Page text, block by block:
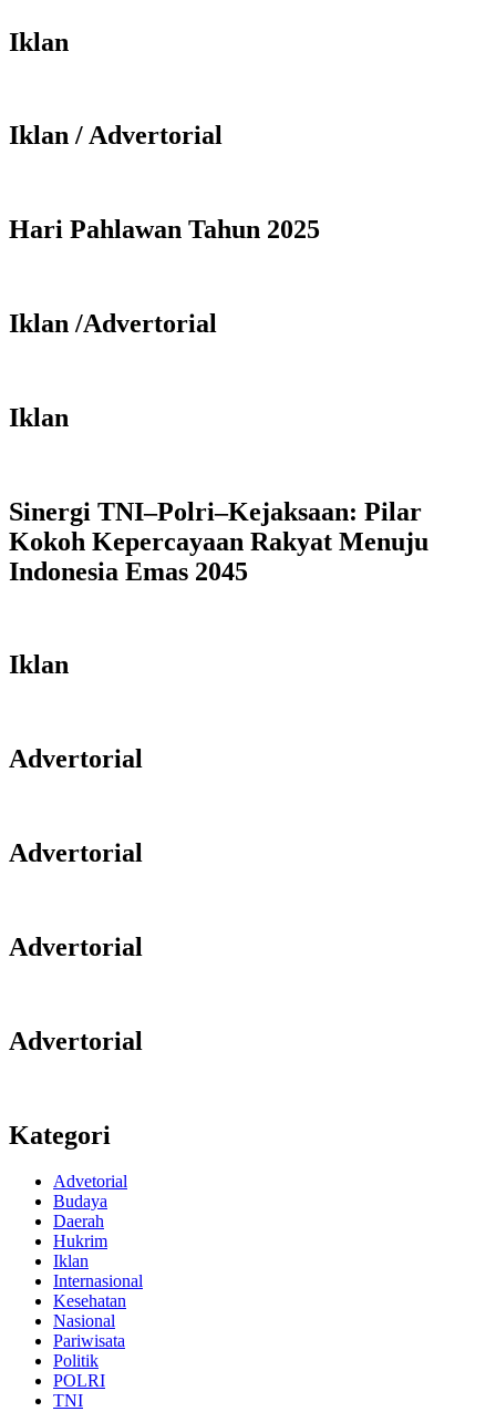
Iklan
Iklan / Advertorial
Hari Pahlawan Tahun 2025
Iklan /Advertorial
Iklan
Sinergi TNI–Polri–Kejaksaan: Pilar
Kokoh Kepercayaan Rakyat Menuju
Indonesia Emas 2045
Iklan
Advertorial
Advertorial
Advertorial
Advertorial
Kategori
Advetorial
Budaya
Daerah
Hukrim
Iklan
Internasional
Kesehatan
Nasional
Pariwisata
Politik
POLRI
TNI